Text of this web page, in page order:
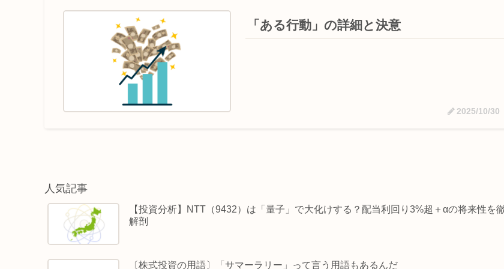
「ある行動」の詳細と決意
2025/10/30
人気記事
【投資分析】NTT（9432）は「量子」で大化けする？配当利回り3%超＋αの将来性を
解剖
〔株式投資の用語〕「サマーラリー」って言う用語もあるんだ